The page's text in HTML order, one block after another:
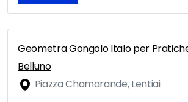
Geometra Gongolo Italo per
Belluno
Piazza Chamarande, Lentiai